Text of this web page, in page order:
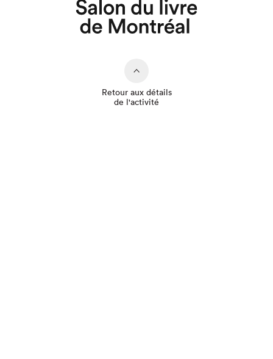
Que cherchez-vous?
Retour aux détails
de l'activité